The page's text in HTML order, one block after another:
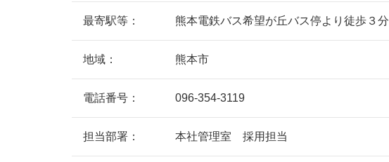
最寄駅等： 熊本電鉄バス希望が丘バス停より徒歩３分
地域： 熊本市
電話番号： 096-354-3119
担当部署： 本社管理室 採用担当